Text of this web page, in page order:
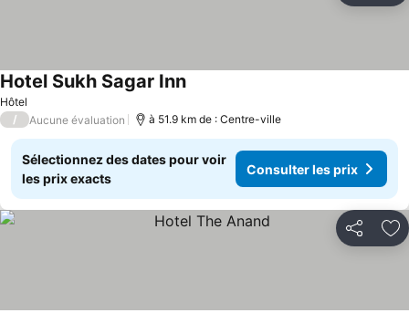
Hôtel
Hotel Sukh Sagar Inn
/ Aucune évaluation à 51.9 km de : Centre-ville
Sélectionnez des dates pour voir
les prix exacts
Consulter les prix
Partager